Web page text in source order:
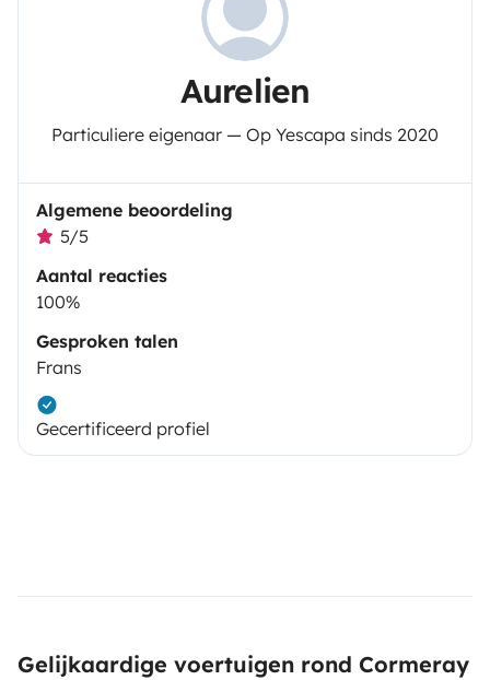
Aurelien
Particuliere eigenaar — Op Yescapa sinds 2020
Algemene beoordeling
5/5
Aantal reacties
100%
Gesproken talen
Frans
Gecertificeerd profiel
Gelijkaardige voertuigen rond Cormeray